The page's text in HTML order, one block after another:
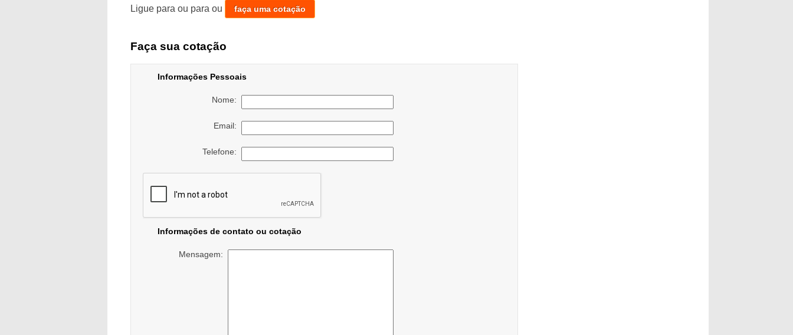
Ligue paraou paraou faça uma cotação
Faça sua cotação
Informações Pessoais
Nome:
Email:
Telefone:
Informações de contato ou cotação
Mensagem: